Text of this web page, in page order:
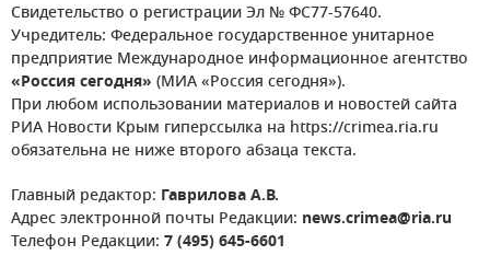
Свидетельство о регистрации Эл № ФС77-57640.
Учредитель: Федеральное государственное унитарное
предприятие Международное информационное агентство
«Россия сегодня» (МИА «Россия сегодня»).
При любом использовании материалов и новостей сайта
РИА Новости Крым гиперссылка на https://crimea.ria.ru
обязательна не ниже второго абзаца текста.
Главный редактор: Гаврилова А.В.
Адрес электронной почты Редакции: news.crimea@ria.ru
Телефон Редакции: 7 (495) 645-6601